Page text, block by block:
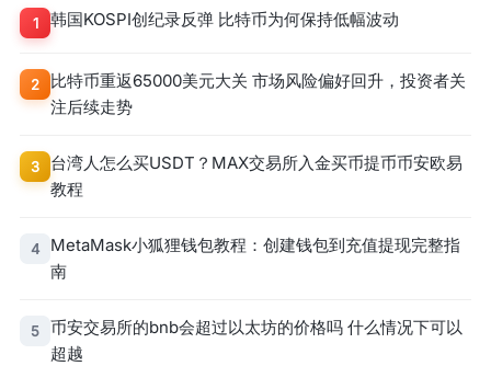
1 韩国KOSPI创纪录反弹 比特币为何保持低幅波动
2
比特币重返65000美元大关 市场风险偏好回升，投资者关
注后续走势
3
台湾人怎么买USDT？MAX交易所入金买币提币币安欧易
教程
4
MetaMask小狐狸钱包教程：创建钱包到充值提现完整指
南
5
币安交易所的bnb会超过以太坊的价格吗 什么情况下可以
超越